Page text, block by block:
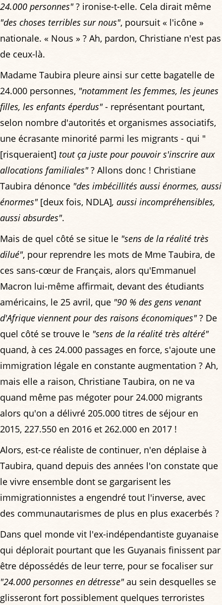
24.000 personnes"? ironise-t-elle. Cela dirait même
"des choses terribles sur nous", poursuit « l'icône »
nationale. « Nous » ? Ah, pardon, Christiane n'est pas
de ceux-là.
Madame Taubira pleure ainsi sur cette bagatelle de
24.000 personnes, "notamment les femmes, les jeunes
filles, les enfants éperdus"- représentant pourtant,
selon nombre d'autorités et organismes associatifs,
une écrasante minorité parmi les migrants - qui "
[risqueraient] tout ça juste pour pouvoir s'inscrire aux
allocations familiales"? Allons donc ! Christiane
Taubira dénonce "des imbécillités aussi énormes, aussi
énormes"[deux fois, NDLA], aussi incompréhensibles,
aussi absurdes".
Mais de quel côté se situe le "sens de la réalité très
dilué", pour reprendre les mots de Mme Taubira, de
ces sans-cœur de Français, alors qu'Emmanuel
Macron lui-même affirmait, devant des étudiants
américains, le 25 avril, que "90 % des gens venant
d'Afrique viennent pour des raisons économiques"? De
quel côté se trouve le "sens de la réalité très altéré"
quand, à ces 24.000 passages en force, s'ajoute une
immigration légale en constante augmentation ? Ah,
mais elle a raison, Christiane Taubira, on ne va
quand même pas mégoter pour 24.000 migrants
alors qu'on a délivré 205.000 titres de séjour en
2015, 227.550 en 2016 et 262.000 en 2017 !
Alors, est-ce réaliste de continuer, n'en déplaise à
Taubira, quand depuis des années l'on constate que
le vivre ensemble dont se gargarisent les
immigrationnistes a engendré tout l'inverse, avec
des communautarismes de plus en plus exacerbés ?
Dans quel monde vit l'ex-indépendantiste guyanaise
qui déplorait pourtant que les Guyanais finissent par
être dépossédés de leur terre, pour se focaliser sur
"24.000 personnes en détresse"au sein desquelles se
glisseront fort possiblement quelques terroristes